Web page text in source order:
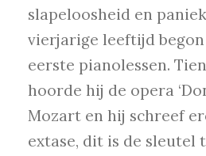
slapeloosheid en
vierjarige leeftijd
eerste pianolessen.
hoorde hij de opera
Mozart en hij schreef
extase, dit is de sleutel